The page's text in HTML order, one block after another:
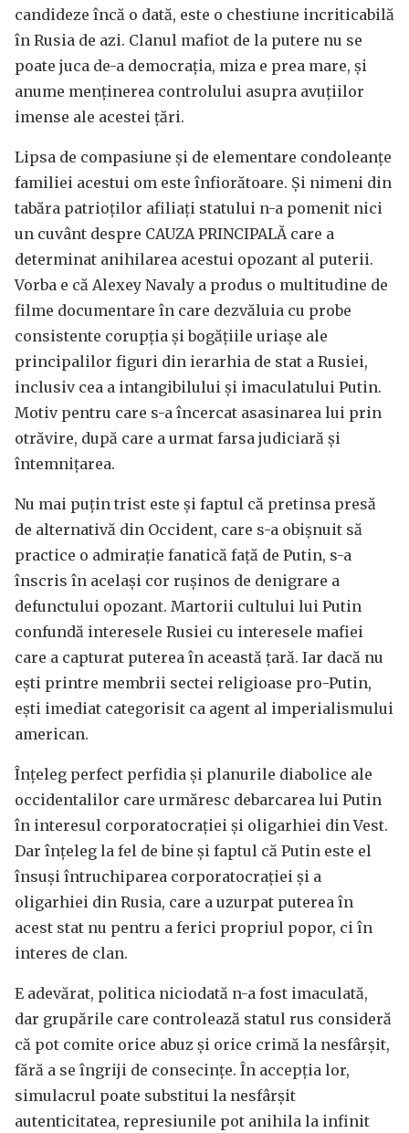
candideze încă o dată, este o chestiune incriticabilă
în Rusia de azi. Clanul mafiot de la putere nu se
poate juca de-a democrația, miza e prea mare, și
anume menținerea controlului asupra avuțiilor
imense ale acestei țări.
Lipsa de compasiune și de elementare condoleanțe
familiei acestui om este înfiorătoare. Și nimeni din
tabăra patrioților afiliați statului n-a pomenit nici
un cuvânt despre CAUZA PRINCIPALĂ care a
determinat anihilarea acestui opozant al puterii.
Vorba e că Alexey Navaly a produs o multitudine de
filme documentare în care dezvăluia cu probe
consistente corupția și bogățiile uriașe ale
principalilor figuri din ierarhia de stat a Rusiei,
inclusiv cea a intangibilului și imaculatului Putin.
Motiv pentru care s-a încercat asasinarea lui prin
otrăvire, după care a urmat farsa judiciară și
întemnițarea.
Nu mai puțin trist este și faptul că pretinsa presă
de alternativă din Occident, care s-a obișnuit să
practice o admirație fanatică față de Putin, s-a
înscris în același cor rușinos de denigrare a
defunctului opozant. Martorii cultului lui Putin
confundă interesele Rusiei cu interesele mafiei
care a capturat puterea în această țară. Iar dacă nu
ești printre membrii sectei religioase pro-Putin,
ești imediat categorisit ca agent al imperialismului
american.
Înțeleg perfect perfidia și planurile diabolice ale
occidentalilor care urmăresc debarcarea lui Putin
în interesul corporatocrației și oligarhiei din Vest.
Dar înțeleg la fel de bine și faptul că Putin este el
însuși întruchiparea corporatocrației și a
oligarhiei din Rusia, care a uzurpat puterea în
acest stat nu pentru a ferici propriul popor, ci în
interes de clan.
E adevărat, politica niciodată n-a fost imaculată,
dar grupările care controlează statul rus consideră
că pot comite orice abuz și orice crimă la nesfârșit,
fără a se îngriji de consecințe. În accepția lor,
simulacrul poate substitui la nesfârșit
autenticitatea, represiunile pot anihila la infinit